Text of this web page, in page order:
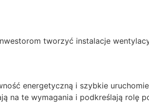
tworzyć instalacje
energetyczną i szybkie
na te wymagania i podkreślają rolę